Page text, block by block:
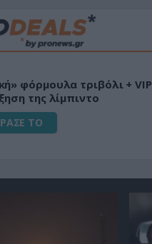
φόρμουλα τριβόλι + VIP
της λίμπιντο
ΤΟ